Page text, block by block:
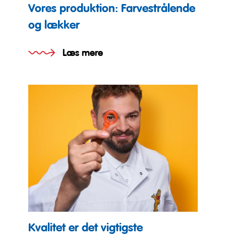
Vores produktion: Farvestrålende
og lækker
Læs mere
Kvalitet er det vigtigste